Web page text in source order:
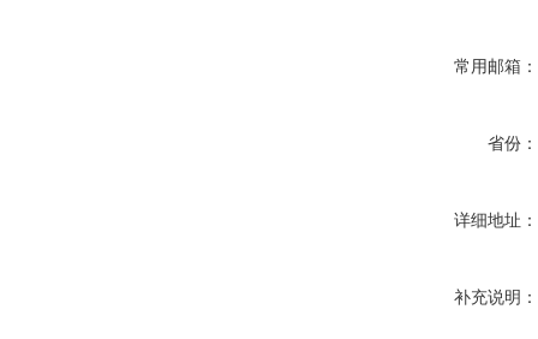
常用邮箱：
省份：
详细地址：
补充说明：